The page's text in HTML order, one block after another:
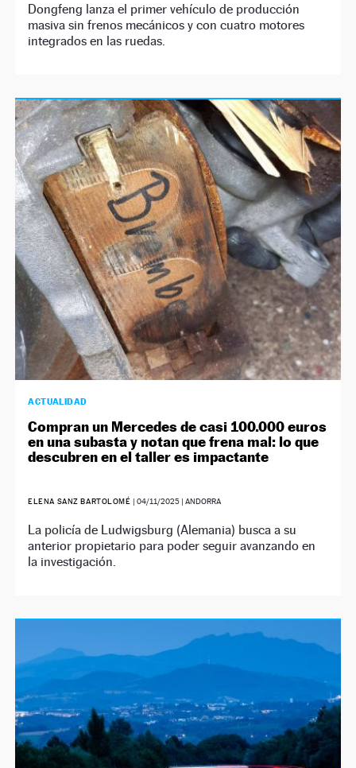
Dongfeng lanza el primer vehículo de producción
masiva sin frenos mecánicos y con cuatro motores
integrados en las ruedas.
ACTUALIDAD
Compran un Mercedes de casi 100.000 euros
en una subasta y notan que frena mal: lo que
descubren en el taller es impactante
ELENA SANZ BARTOLOMÉ | 04/11/2025| ANDORRA
La policía de Ludwigsburg (Alemania) busca a su
anterior propietario para poder seguir avanzando en
la investigación.